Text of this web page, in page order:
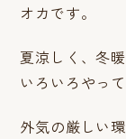
オカです。
夏涼しく、冬
いろいろやって
外気の厳しい